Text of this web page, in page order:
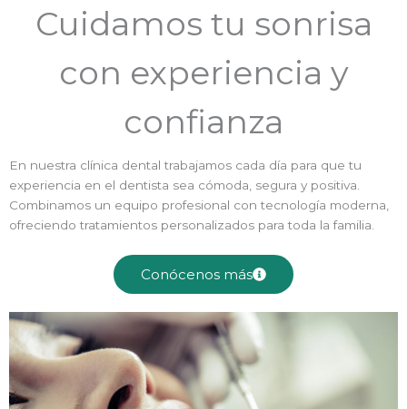
Cuidamos tu sonrisa
con experiencia y
confianza
En nuestra clínica dental trabajamos cada día para que tu
experiencia en el dentista sea cómoda, segura y positiva.
Combinamos un equipo profesional con tecnología moderna,
ofreciendo tratamientos personalizados para toda la familia.
Conócenos más